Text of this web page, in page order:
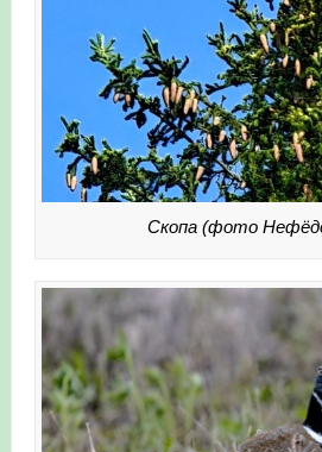
Скопа (фото